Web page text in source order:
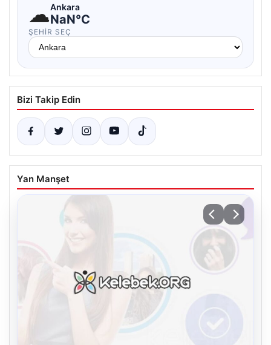
☁Ankara
NaN°C
ŞEHIR SEÇ
Bizi Takip Edin
Yan Manşet